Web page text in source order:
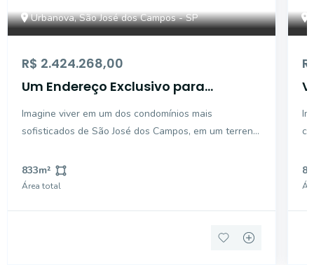
Urbanova, São José dos Campos - SP
R$ 2.424.268,00
Um Endereço Exclusivo para
Imagine viver em um dos condomínios mais
sofisticados de São José dos Campos, em um terreno
de vida. Este lote de 833,56 m², localizado no Jardins
das Nações - Dakar Lote 04 QD 185, oferece o
833m²
Área total
Campos.